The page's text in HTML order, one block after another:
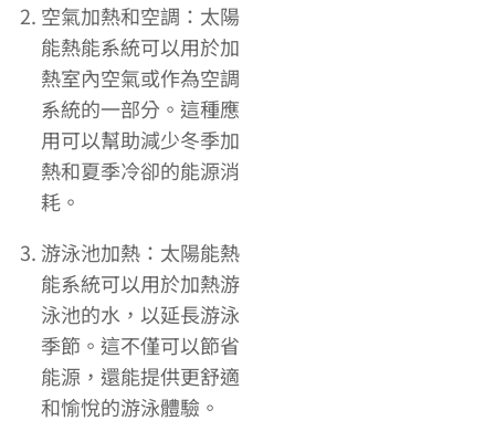
空氣加熱和空調：太陽
能熱能系統可以用於加
熱室內空氣或作為空調
系統的一部分。這種應
用可以幫助減少冬季加
熱和夏季冷卻的能源消
耗。
游泳池加熱：太陽能熱
能系統可以用於加熱游
泳池的水，以延長游泳
季節。這不僅可以節省
能源，還能提供更舒適
和愉悅的游泳體驗。